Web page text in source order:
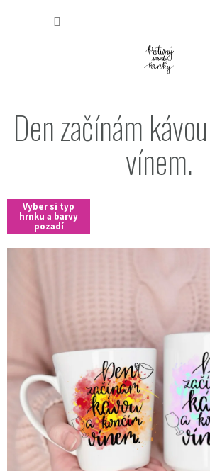
Den začínám
vínem.
Vyber si typ
hrnku a barvy
pozadí